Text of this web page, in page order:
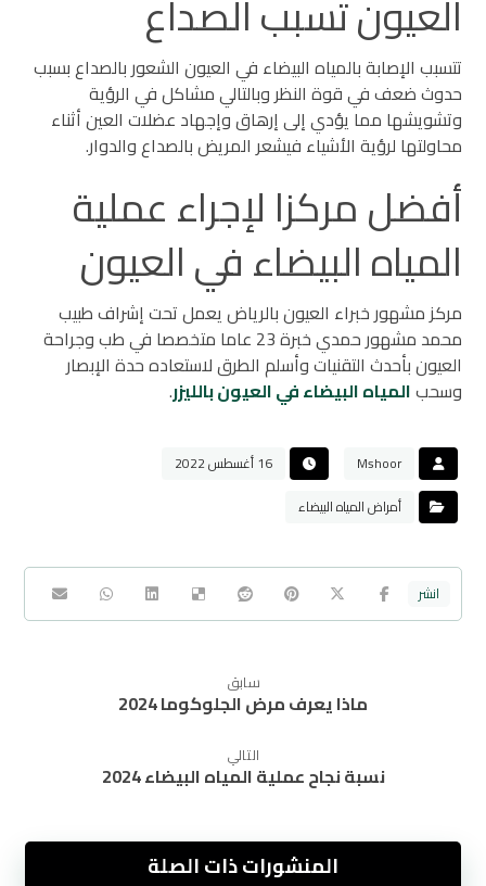
العيون تسبب الصداع
تتسبب الإصابة بالمياه البيضاء في العيون الشعور بالصداع بسبب
حدوث ضعف في قوة النظر وبالتالي مشاكل في الرؤية
وتشويشها مما يؤدي إلى إرهاق وإجهاد عضلات العين أثناء
محاولتها لرؤية الأشياء فيشعر المريض بالصداع والدوار.
أفضل مركزا لإجراء عملية
المياه البيضاء في العيون
مركز مشهور خبراء العيون بالرياض يعمل تحت إشراف طبيب
محمد مشهور حمدي خبرة 23 عاما متخصصا في طب وجراحة
العيون بأحدث التقنيات وأسلم الطرق لاستعاده حدة الإبصار
وسحبالمياه البيضاء في العيون بالليزر.
Mshoor
16 أغسطس 2022
أمراض المياه البيضاء
سابق
ماذا يعرف مرض الجلوكوما 2024
التالي
نسبة نجاح عملية المياه البيضاء 2024
المنشورات ذات الصلة